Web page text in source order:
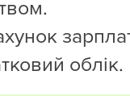
облік.